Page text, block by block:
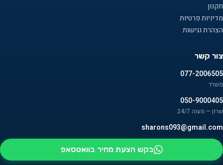
תקנון
מדיניות פרטיות
הצהרת נגישות
צור קשר
077-2006505
משרד
050-9000405
שרון — מענה 24/7
sharons093@gmail.com
בקש הצעת מחיר בוואטסאפ